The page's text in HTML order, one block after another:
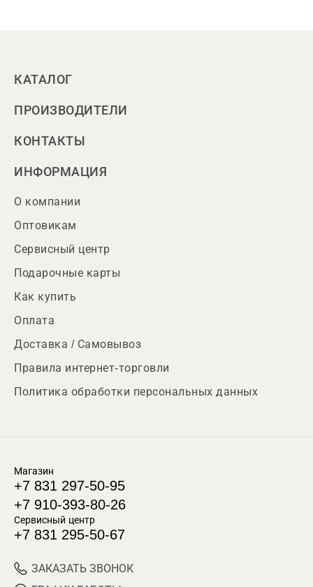
КАТАЛОГ
ПРОИЗВОДИТЕЛИ
КОНТАКТЫ
ИНФОРМАЦИЯ
О компании
Оптовикам
Сервисный центр
Подарочные карты
Как купить
Оплата
Доставка / Самовывоз
Правила интернет-торговли
Политика обработки персональных данных
Магазин
+7 831 297-50-95
+7 910-393-80-26
Сервисный центр
+7 831 295-50-67
ЗАКАЗАТЬ ЗВОНОК